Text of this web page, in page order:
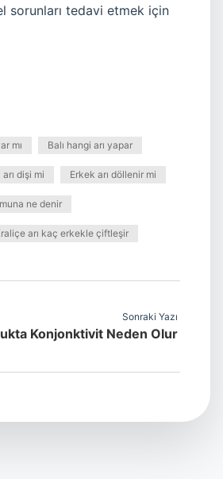
sorunları tedavi etmek için
mı Balı hangi arı yapar
dişi mi Erkek arı döllenir mi
ne denir
arı kaç erkekle çiftleşir
Sonraki Yazı
Konjonktivit Neden Olur